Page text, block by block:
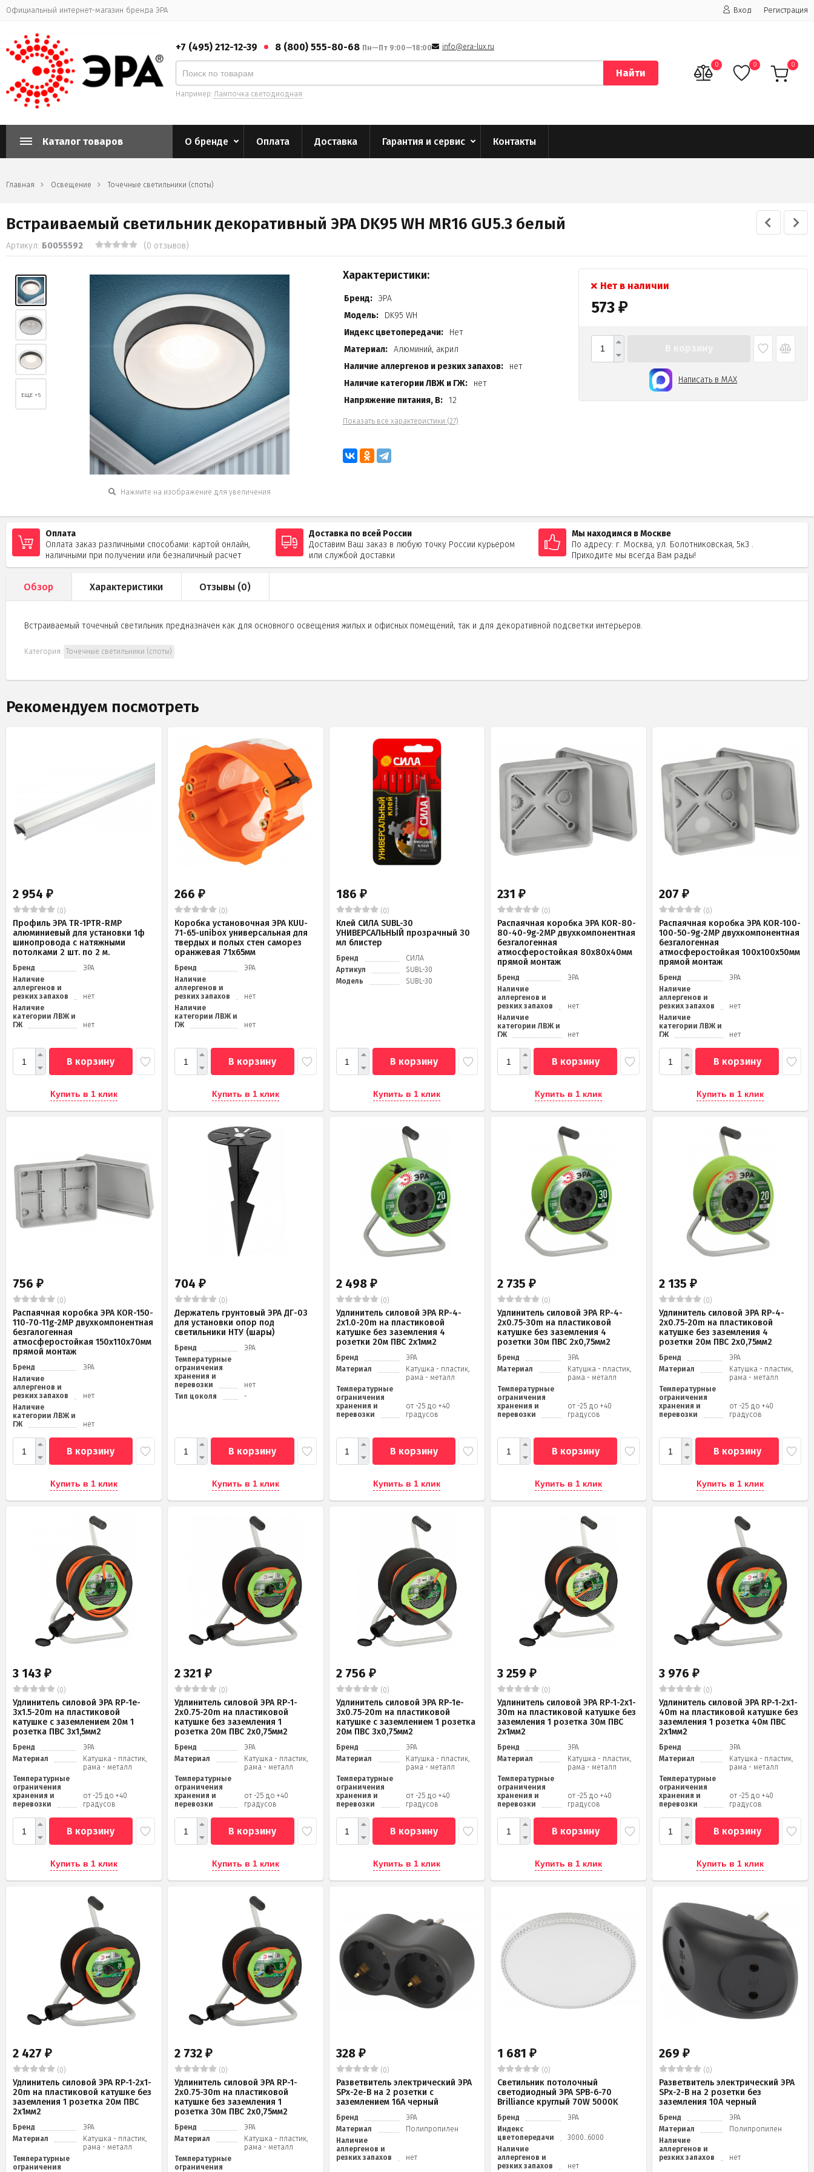
Официальный интернет-магазин бренда ЭРА Вход Регистрация
+7 (495) 212-12-39 8 (800) 555-80-68 Пн—Пт 9:00—18:00 info@era-lux.ru
Найти
Например: Лампочка светодиодная
0 0 0
Каталог товаров О бренде Оплата Доставка Гарантия и сервис Контакты
Главная Освещение Точечные светильники (споты)
Встраиваемый светильник декоративный ЭРА DK95 WH MR16 GU5.3 белый
Артикул: Б0055592 (0 отзывов)
Нажмите на изображение для увеличения
ЕЩЕ +5
Характеристики:
Бренд: ЭРА
Модель:
DK95 WH
Индекс цветопередачи:
Нет
Материал: Алюминий, акрил
Наличие аллергенов и резких запахов:
нет
Наличие категории ЛВЖ и ГЖ:
нет
Напряжение питания, В: 12
Показать все характеристики (27)
Нет в наличии
573 ₽
Написать в MAX
Оплата
Оплата заказ различными способами: картой онлайн,
наличными при получении или безналичный расчет
Доставка по всей России
Доставим Ваш заказ в любую точку России курьером
или службой доставки
Мы находимся в Москве
По адресу: г. Москва, ул. Болотниковская, 5к3 .
Приходите мы всегда Вам рады!
Обзор Характеристики Отзывы (0)
Встраиваемый точечный светильник предназначен как для основного освещения жилых и офисных помещений, так и для декоративной подсветки интерьеров.
Категория: Точечные светильники (споты)
Рекомендуем посмотреть
2 954 ₽
(0)
Профиль ЭРА TR-1PTR-RMP
алюминиевый для установки 1ф
шинопровода с натяжными
потолками 2 шт. по 2 м.
Бренд
ЭРА
Наличие
аллергенов и
резких запахов
нет
Наличие
категории ЛВЖ и
ГЖ
нет
В корзину
Купить в 1 клик
266 ₽
(0)
Коробка установочная ЭРА KUU-
71-65-unibox универсальная для
твердых и полых стен саморез
оранжевая 71х65мм
Бренд
ЭРА
Наличие
аллергенов и
резких запахов
нет
Наличие
категории ЛВЖ и
ГЖ
нет
В корзину
Купить в 1 клик
186 ₽
(0)
Клей СИЛА SUBL-30
УНИВЕРСАЛЬНЫЙ прозрачный 30
мл блистер
Бренд
СИЛА
Артикул
SUBL-30
Модель
SUBL-30
В корзину
Купить в 1 клик
231₽
(0)
Распаячная коробка ЭРА KOR-80-
80-40-9g-2MP двухкомпонентная
безгалогенная
атмосферостойкая 80х80х40мм
прямой монтаж
Бренд
ЭРА
Наличие
аллергенов и
резких запахов
нет
Наличие
категории ЛВЖ и
ГЖ
нет
В корзину
Купить в 1 клик
207₽
(0)
Распаячная коробка ЭРА KOR-100-
100-50-9g-2MP двухкомпонентная
безгалогенная
атмосферостойкая 100х100х50мм
прямой монтаж
Бренд
ЭРА
Наличие
аллергенов и
резких запахов
нет
Наличие
категории ЛВЖ и
ГЖ
нет
В корзину
Купить в 1 клик
756 ₽
(0)
Распаячная коробка ЭРА KOR-150-
110-70-11g-2MP двухкомпонентная
безгалогенная
атмосферостойкая 150х110х70мм
прямой монтаж
Бренд
ЭРА
Наличие
аллергенов и
резких запахов
нет
Наличие
категории ЛВЖ и
ГЖ
нет
В корзину
Купить в 1 клик
704 ₽
(0)
Держатель грунтовый ЭРА ДГ-03
для установки опор под
светильники НТУ (шары)
Бренд
ЭРА
Температурные
ограничения
хранения и
перевозки
нет
Тип цоколя
-
В корзину
Купить в 1 клик
2 498 ₽
(0)
Удлинитель силовой ЭРА RP-4-
2x1.0-20m на пластиковой
катушке без заземления 4
розетки 20м ПВС 2х1мм2
Бренд
ЭРА
Материал
Катушка - пластик,
рама - металл
Температурные
ограничения
хранения и
перевозки
от -25 до +40
градусов
В корзину
Купить в 1 клик
2 735₽
(0)
Удлинитель силовой ЭРА RP-4-
2x0.75-30m на пластиковой
катушке без заземления 4
розетки 30м ПВС 2х0,75мм2
Бренд
ЭРА
Материал
Катушка - пластик,
рама - металл
Температурные
ограничения
хранения и
перевозки
от -25 до +40
градусов
В корзину
Купить в 1 клик
2 135₽
(0)
Удлинитель силовой ЭРА RP-4-
2x0.75-20m на пластиковой
катушке без заземления 4
розетки 20м ПВС 2х0,75мм2
Бренд
ЭРА
Материал
Катушка - пластик,
рама - металл
Температурные
ограничения
хранения и
перевозки
от -25 до +40
градусов
В корзину
Купить в 1 клик
3 143 ₽
(0)
Удлинитель силовой ЭРА RP-1e-
3x1.5-20m на пластиковой
катушке c заземлением 20м 1
розетка ПВС 3х1,5мм2
Бренд
ЭРА
Материал
Катушка - пластик,
рама - металл
Температурные
ограничения
хранения и
перевозки
от -25 до +40
градусов
В корзину
Купить в 1 клик
2 321 ₽
(0)
Удлинитель силовой ЭРА RP-1-
2x0.75-20m на пластиковой
катушке без заземления 1
розетка 20м ПВС 2х0,75мм2
Бренд
ЭРА
Материал
Катушка - пластик,
рама - металл
Температурные
ограничения
хранения и
перевозки
от -25 до +40
градусов
В корзину
Купить в 1 клик
2 756 ₽
(0)
Удлинитель силовой ЭРА RP-1e-
3х0.75-20m на пластиковой
катушке c заземлением 1 розетка
20м ПВС 3х0,75мм2
Бренд
ЭРА
Материал
Катушка - пластик,
рама - металл
Температурные
ограничения
хранения и
перевозки
от -25 до +40
градусов
В корзину
Купить в 1 клик
3 259₽
(0)
Удлинитель силовой ЭРА RP-1-2x1-
30m на пластиковой катушке без
заземления 1 розетка 30м ПВС
2x1мм2
Бренд
ЭРА
Материал
Катушка - пластик,
рама - металл
Температурные
ограничения
хранения и
перевозки
от -25 до +40
градусов
В корзину
Купить в 1 клик
3 976₽
(0)
Удлинитель силовой ЭРА RP-1-2x1-
40m на пластиковой катушке без
заземления 1 розетка 40м ПВС
2x1мм2
Бренд
ЭРА
Материал
Катушка - пластик,
рама - металл
Температурные
ограничения
хранения и
перевозки
от -25 до +40
градусов
В корзину
Купить в 1 клик
2 427 ₽
(0)
Удлинитель силовой ЭРА RP-1-2x1-
20m на пластиковой катушке без
заземления 1 розетка 20м ПВС
2х1мм2
Бренд
ЭРА
Материал
Катушка - пластик,
рама - металл
Температурные
ограничения
2 732 ₽
(0)
Удлинитель силовой ЭРА RP-1-
2x0.75-30m на пластиковой
катушке без заземления 1
розетка 30м ПВС 2х0,75мм2
Бренд
ЭРА
Материал
Катушка - пластик,
рама - металл
Температурные
ограничения
328 ₽
(0)
Разветвитель электрический ЭРА
SPx-2e-B на 2 розетки с
заземлением 16А черный
Бренд
ЭРА
Материал
Полипропилен
Наличие
аллергенов и
резких запахов
нет
1 681₽
(0)
Светильник потолочный
светодиодный ЭРА SPB-6-70
Brilliance круглый 70W 5000K
Бренд
ЭРА
Индекс
цветопередачи
3000...6000
Наличие
аллергенов и
резких запахов
нет
269₽
(0)
Разветвитель электрический ЭРА
SPx-2-B на 2 розетки без
заземления 10А черный
Бренд
ЭРА
Материал
Полипропилен
Наличие
аллергенов и
резких запахов
нет